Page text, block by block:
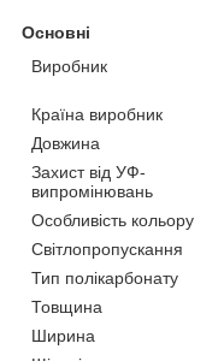
Основні
Виробник
Країна виробник
Довжина
Захист від УФ-
випромінювань
Особливість кольору
Світлопропускання
Тип полікарбонату
Товщина
Ширина